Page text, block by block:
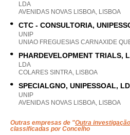
LDA
AVENIDAS NOVAS LISBOA, LISBOA
CTC - CONSULTORIA,
UNIP
UNIAO FREGUESIAS CARNAXIDE
PHARDEVELOPMENT TRIALS,
LDA
COLARES SINTRA, LISBOA
SPECIALGNO, UNIPESSOAL,
UNIP
AVENIDAS NOVAS LISBOA, LISBOA
Outras empresas de "Outra
classificadas por Concelho